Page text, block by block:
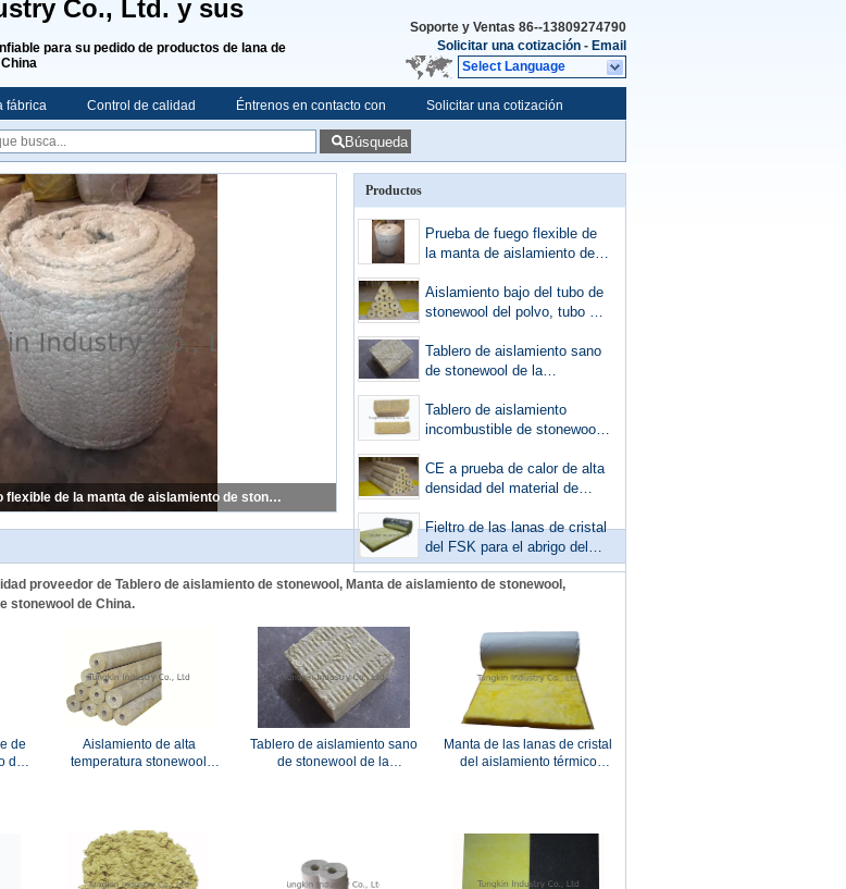
Co., Ltd. y sus
para su pedido de productos de lana de
Soporte y Ventas 86--13809274790
Solicitar una cotización - Email
Select Language
fábrica Control de calidad Éntrenos en contacto con Solicitar una cotización
Búsqueda
Aislamiento bajo del tubo de stonewool del polvo, tubo del aislamiento térmico de las lanas minerales
Productos
Prueba de fuego flexible de
la manta de aislamiento de
- de 150m m
Aislamiento bajo del tubo de
stonewool del polvo, tubo del
lanas minerales
Tablero de aislamiento sano
de stonewool de la
Tablero de aislamiento
incombustible de stonewool,
aislamiento de las lanas
minerales
CE a prueba de calor de alta
densidad del material de
stonewool ISO
Fieltro de las lanas de cristal
del FSK para el abrigo del
conducto, aislamiento
combinado de la fibra de
proveedor de Tablero de aislamiento de stonewool, Manta de aislamiento de stonewool,
stonewool de China.
de
de
Aislamiento de alta
temperatura stonewool
Tablero de aislamiento sano
de stonewool de la
Manta de las lanas de cristal
del aislamiento térmico